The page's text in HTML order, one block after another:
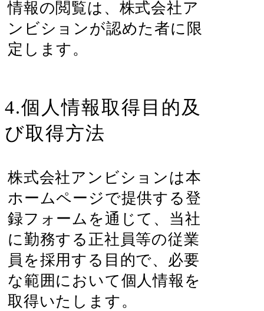
情報の閲覧は、株式会社ア
ンビションが認めた者に限
定します。
4.個人情報取得目的及
び取得方法
株式会社アンビションは本
ホームページで提供する登
録フォームを通じて、当社
に勤務する正社員等の従業
員を採用する目的で、必要
な範囲において個人情報を
取得いたします。